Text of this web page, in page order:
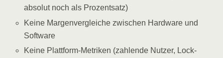
absolut noch als Prozentsatz)
Keine Margenvergleiche zwischen Hardware und
Software
Keine Plattform-Metriken (zahlende Nutzer, Lock-